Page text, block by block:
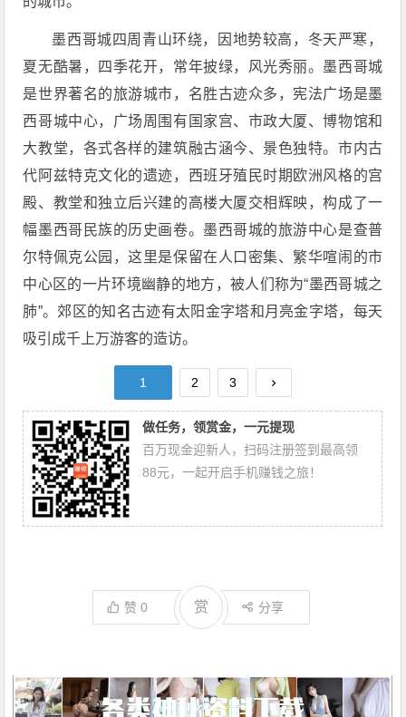
墨西哥城四周青山环绕，因地势较高，冬天严寒，
夏无酷暑，四季花开，常年披绿，风光秀丽。墨西哥城
是世界著名的旅游城市，名胜古迹众多，宪法广场是墨
西哥城中心，广场周围有国家宫、市政大厦、博物馆和
大教堂，各式各样的建筑融古涵今、景色独特。市内古
代阿兹特克文化的遗迹，西班牙殖民时期欧洲风格的宫
殿、教堂和独立后兴建的高楼大厦交相辉映，构成了一
幅墨西哥民族的历史画卷。墨西哥城的旅游中心是查普
尔特佩克公园，这里是保留在人口密集、繁华喧闹的市
中心区的一片环境幽静的地方，被人们称为“墨西哥城之
肺”。郊区的知名古迹有太阳金字塔和月亮金字塔，每天
吸引成千上万游客的造访。
1 2 3
做任务，领赏金，一元提现
百万现金迎新人，扫码注册签到最高领
88元，一起开启手机赚钱之旅！
赞0 赏 分享